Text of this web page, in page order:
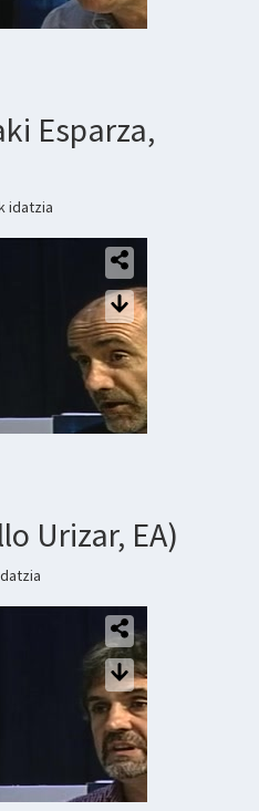
Esparza,
idatzia
Urizar, EA)